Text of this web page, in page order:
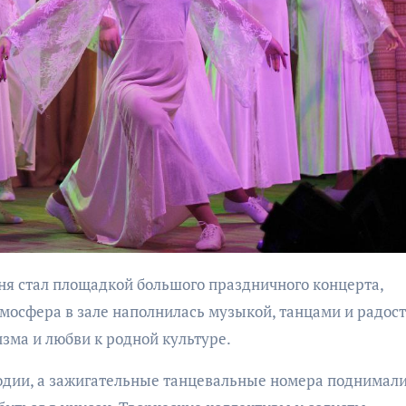
в зале наполнилась музыкой, танцами и
и любви к родной культуре.
а зажигательные танцевальные номера
бурана
АФИША
КУЛЬТУРА
ОБЩЕСТВО
Николай Патрушев
поддержал
проведение в
Калининграде
морского фестиваля
«Открытое море»
АФИША
КУЛЬТУРА
Организаторы
фестиваля
«Открытое
объявили даты